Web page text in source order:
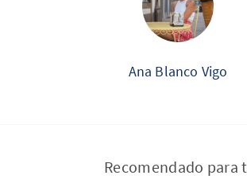
Ana Blanco Vigo
Recomendado para